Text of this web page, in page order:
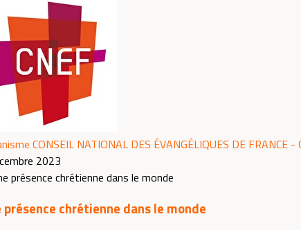
CONSEIL NATIONAL DES ÉVANGÉLIQUES DE FRANCE -
2023
présence chrétienne dans le monde